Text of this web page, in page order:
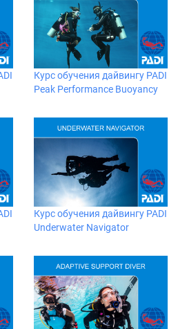
Курс обучения дайвингу PADI
Peak Performance Buoyancy
Курс обучения дайвингу PADI
Underwater Navigator